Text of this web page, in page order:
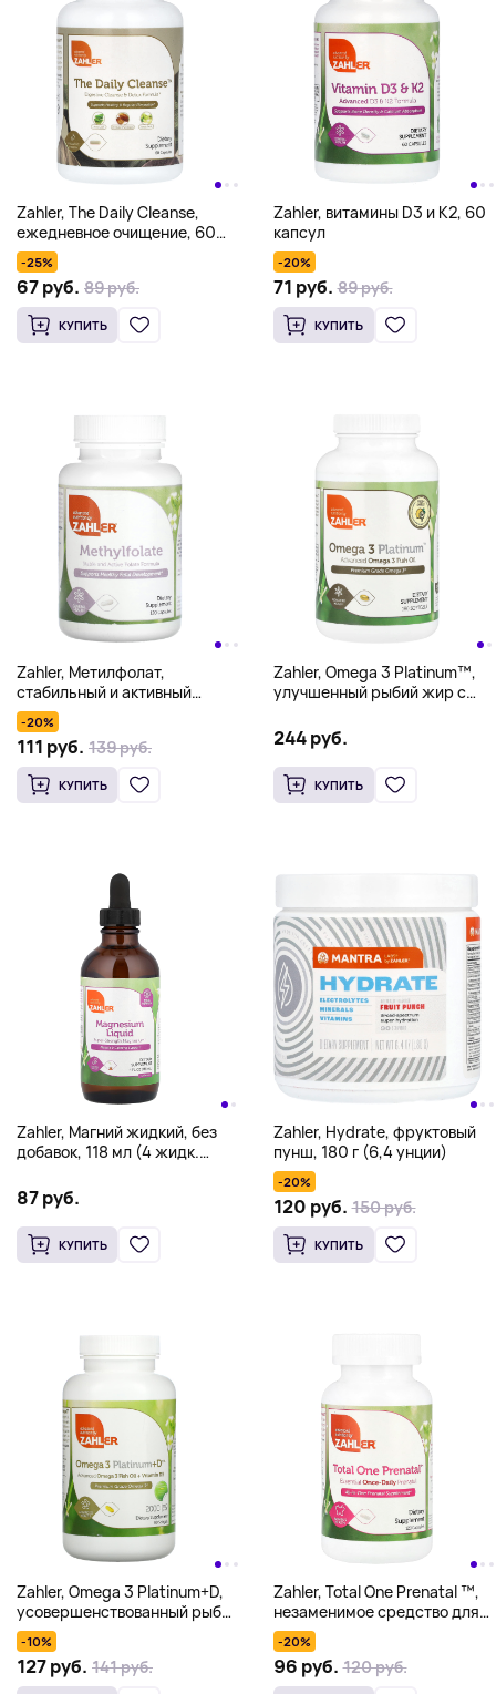
Zahler, The Daily Cleanse,
ежедневное очищение, 60
капсул
-25%
67 руб. 89 руб.
КУПИТЬ
Zahler, витамины D3 и К2, 60
капсул
-20%
71 руб. 89 руб.
КУПИТЬ
Zahler, Метилфолат,
стабильный и активный
фолат, способствует
здоровому развитию плода,
1000 мкг DFE, 120 капсул
-20%
111 руб. 139 руб.
КУПИТЬ
Zahler, Omega 3 Platinum™,
улучшенный рыбий жир с
в 1 капсуле)
244 руб.
КУПИТЬ
Zahler, Магний жидкий, без
добавок, 118 мл (4 жидк.
87 руб.
КУПИТЬ
Zahler, Hydrate, фруктовый
пунш, 180 г (6,4 унции)
-20%
120 руб. 150 руб.
КУПИТЬ
Zahler, Omega 3 Platinum+D,
усовершенствованный рыбий
жир с омега-3 и витамином
D3, 2000 мг, 90 капсул
(1000 мг на капсулу)
-10%
127 руб. 141 руб.
Zahler, Total One Prenatal ™,
незаменимое средство для
беременных один раз в день,
120 капсул
-20%
96 руб. 120 руб.